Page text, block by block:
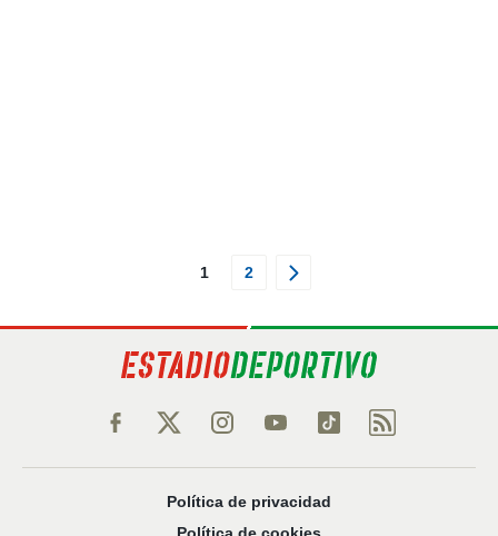
1 2
Política de privacidad